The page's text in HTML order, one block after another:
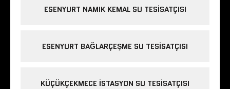
ESENYURT NAMIK KEMAL SU TESISATÇISI
ESENYURT BAĞLARÇEŞME SU TESISATÇISI
KÜÇÜKÇEKMECE ISTASYON SU TESISATÇISI